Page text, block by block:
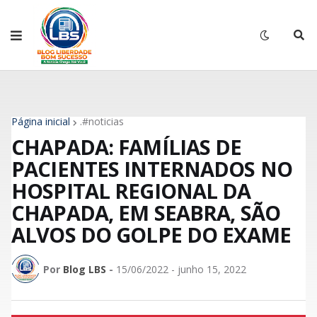
Página inicial .#noticias
CHAPADA: FAMÍLIAS DE
PACIENTES INTERNADOS NO
HOSPITAL REGIONAL DA
CHAPADA, EM SEABRA, SÃO
ALVOS DO GOLPE DO EXAME
Por Blog LBS - 15/06/2022 - junho 15, 2022